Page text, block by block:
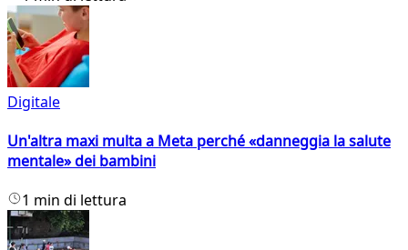
Digitale
Un'altra maxi multa a Meta perché «danneggia la salute
mentale» dei bambini
1 min di lettura